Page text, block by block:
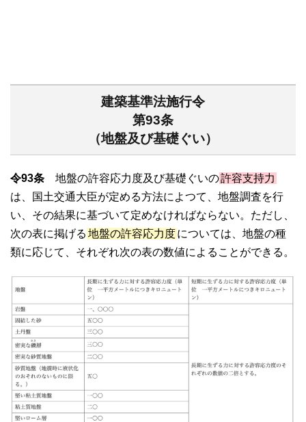
建築基準法施行令
第93条
（地盤及び基礎ぐい）
令93条 地盤の許容応力度及び基礎ぐいの許容支持力
は、国土交通大臣が定める方法によつて、地盤調査を行
い、その結果に基づいて定めなければならない。ただし、
次の表に掲げる 地盤の許容応力度については、地盤の種
類に応じて、それぞれ次の表の数値によることができる。